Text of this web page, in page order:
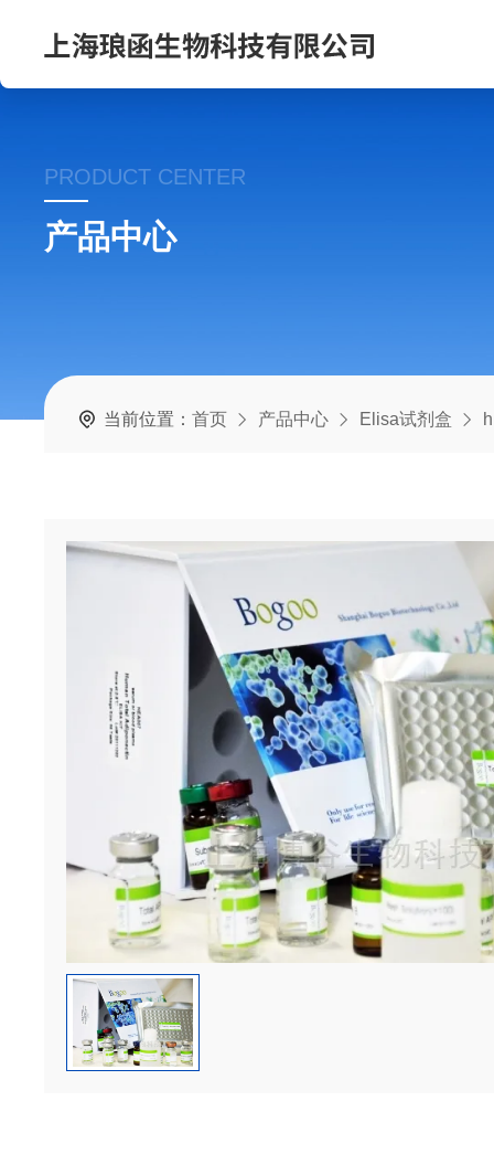
PRODUCT CENTER
产品中心
当前位置：首页 产品中心 Elisa试剂盒